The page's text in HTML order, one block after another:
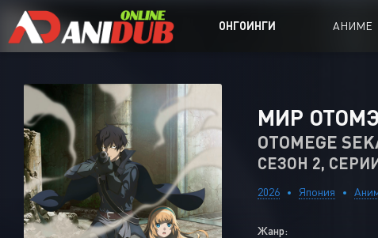
ОНГОИНГИ АНИМЕ
Аниме сериалы
Аниме Ongoing
Аниме OVA
Аниме ONA
МИР
OTOMEGE
СЕЗОН 2,
2026 Япония
Жанр: